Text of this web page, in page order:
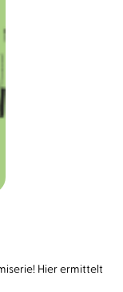
Hier ermittelt